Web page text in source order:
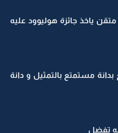
ياخذ جائزة هوليوود عليه
مستمتع بالتمثيل و دانة
تفضل